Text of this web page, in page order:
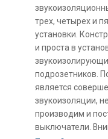
трех, четырех и
установки.
и проста в
подрозетников.
является
звукоизоляции,
производим и
выключатели.